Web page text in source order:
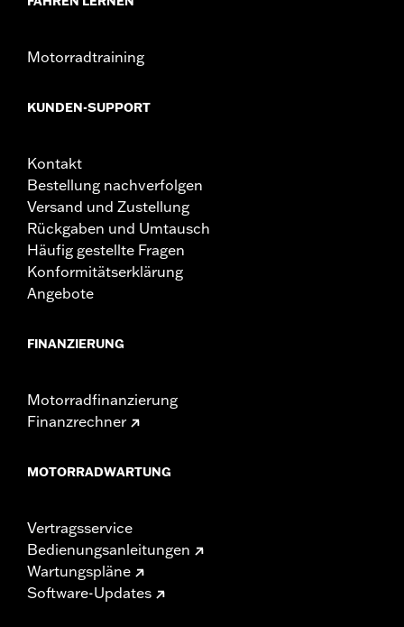
Motorradtraining
KUNDEN-SUPPORT
Kontakt
Bestellung nachverfolgen
Versand und Zustellung
Rückgaben und Umtausch
Häufig gestellte Fragen
Konformitätserklärung
Angebote
FINANZIERUNG
Motorradfinanzierung
Finanzrechner
MOTORRADWARTUNG
Vertragsservice
Bedienungsanleitungen
Wartungspläne
Software-Updates